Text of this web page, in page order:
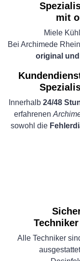
mit
Miele
Bei Archimede
original
Innerhalb 24/48
erfahrenen
sowohl die
Alle Techniker